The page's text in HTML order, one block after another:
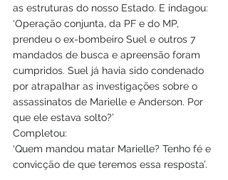
as estruturas do nosso Estado. E indagou:
‘Operação conjunta, da PF e do MP,
prendeu o ex-bombeiro Suel e outros 7
mandados de busca e apreensão foram
cumpridos. Suel já havia sido condenado
por atrapalhar as investigações sobre o
assassinatos de Marielle e Anderson. Por
que ele estava solto?’
Completou:
‘Quem mandou matar Marielle? Tenho fé e
convicção de que teremos essa resposta’.